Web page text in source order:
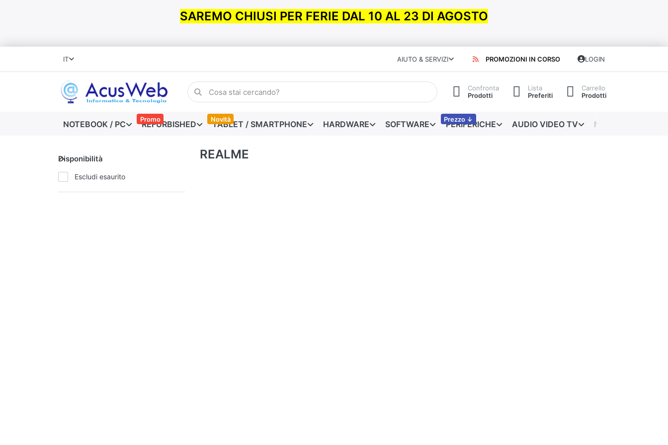
SAREMO CHIUSI PER FERIE DAL 10 AL 23 DI AGOSTO
IT AIUTO & SERVIZI PROMOZIONI IN CORSO LOGIN
Confronta
Prodotti
Lista
Preferiti
Carrello
Prodotti
NOTEBOOK / PC REFURBISHED
Promo
TABLET / SMARTPHONE
Novità
HARDWARE SOFTWARE PERIFERICHE
Prezzo ↓
AUDIO VIDEO TV NETWORKING
Disponibilità
Escludi esaurito
REALME